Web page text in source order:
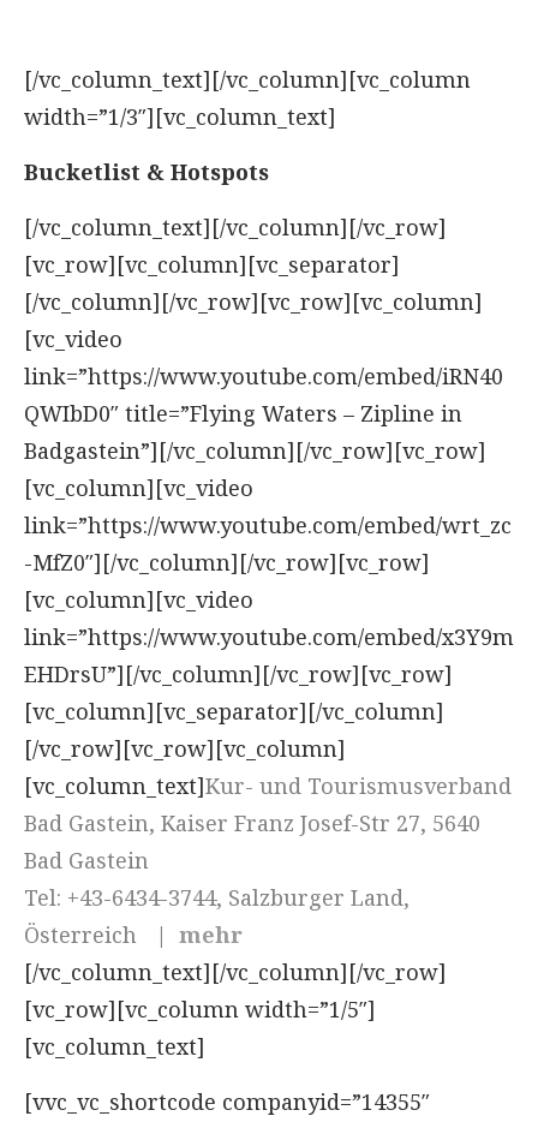
[/vc_column_text][/vc_column][vc_column
width=”1/3″][vc_column_text]
Bucketlist & Hotspots
[/vc_column_text][/vc_column][/vc_row]
[vc_row][vc_column][vc_separator]
[/vc_column][/vc_row][vc_row][vc_column]
[vc_video
link=”https://www.youtube.com/embed/iRN40
QWIbD0″ title=”Flying Waters – Zipline in
Badgastein”][/vc_column][/vc_row][vc_row]
[vc_column][vc_video
link=”https://www.youtube.com/embed/wrt_zc
-MfZ0″][/vc_column][/vc_row][vc_row]
[vc_column][vc_video
link=”https://www.youtube.com/embed/x3Y9m
EHDrsU”][/vc_column][/vc_row][vc_row]
[vc_column][vc_separator][/vc_column]
[/vc_row][vc_row][vc_column]
[vc_column_text]Kur- und Tourismusverband
Bad Gastein, Kaiser Franz Josef-Str 27, 5640
Bad Gastein
Tel: +43-6434-3744, Salzburger Land,
Österreich
| mehr
[/vc_column_text][/vc_column][/vc_row]
[vc_row][vc_column width=”1/5″]
[vc_column_text]
[vvc_vc_shortcode companyid=”14355″